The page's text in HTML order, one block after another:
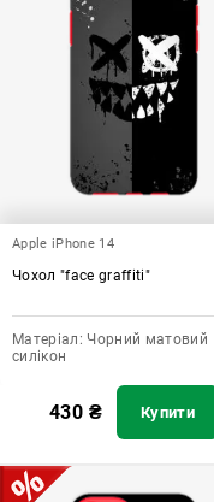
Apple iPhone 14
Чохол "face graffiti"
Матеріал: Чорний матовий
силікон
430 ₴ Купити